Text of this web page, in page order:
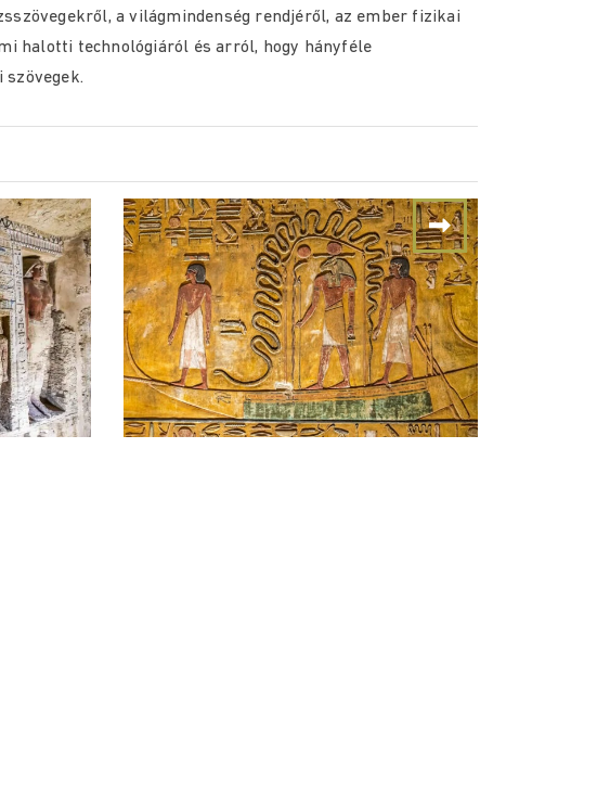
a világmindenség rendjéről, az ember fizikai
halotti technológiáról és arról, hogy hányféle